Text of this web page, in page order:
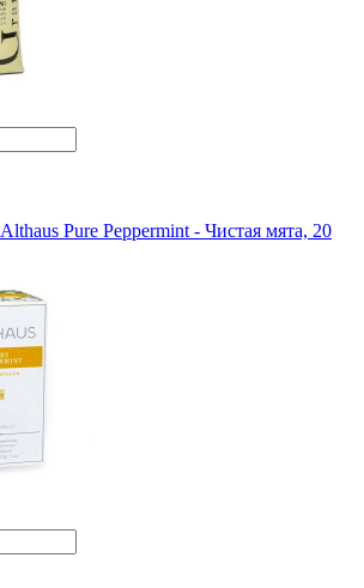
Pure Peppermint - Чистая мята, 20